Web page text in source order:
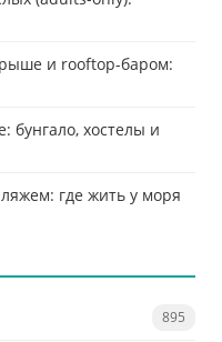
и rooftop-баром:
бунгало, хостелы и
где жить у моря
895